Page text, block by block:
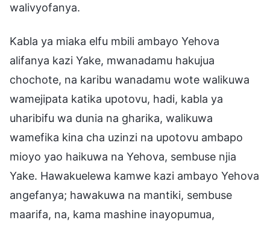
walivyofanya.
Kabla ya miaka elfu mbili ambayo Yehova
alifanya kazi Yake, mwanadamu hakujua
chochote, na karibu wanadamu wote walikuwa
wamejipata katika upotovu, hadi, kabla ya
uharibifu wa dunia na gharika, walikuwa
wamefika kina cha uzinzi na upotovu ambapo
mioyo yao haikuwa na Yehova, sembuse njia
Yake. Hawakuelewa kamwe kazi ambayo Yehova
angefanya; hawakuwa na mantiki, sembuse
maarifa, na, kama mashine inayopumua,